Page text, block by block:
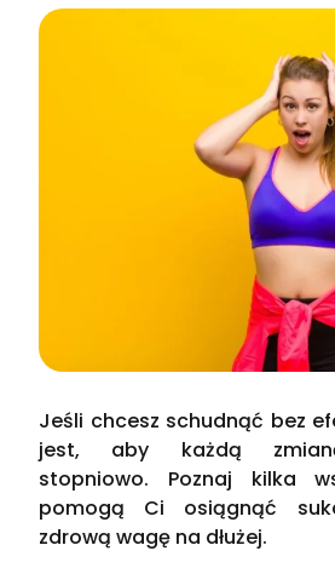
Jeśli chcesz schudnąć bez
jest, aby każdą
stopniowo. Poznaj kilka
pomogą Ci osiągnąć
zdrową wagę na dłużej.